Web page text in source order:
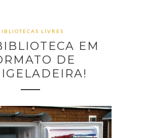
LIVRES
EM
DE